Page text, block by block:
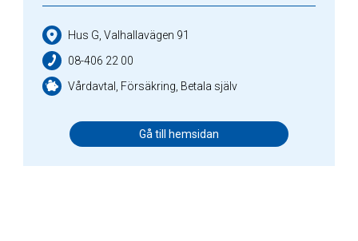
Hus G, Valhallavägen 91
08-406 22 00
Vårdavtal, Försäkring, Betala själv
Gå till hemsidan